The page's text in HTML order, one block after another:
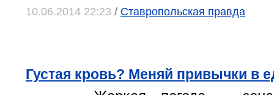
10.06.2014 22:23 / Ставропольская правда
Густая кровь? Меняй привычки в